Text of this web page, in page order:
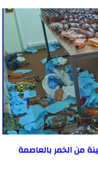
يعلن ضبط 655 قنينة من الخمر بالعاصمة